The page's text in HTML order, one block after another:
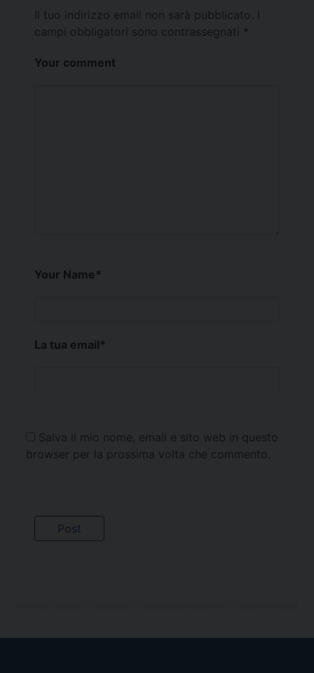
Il tuo indirizzo email non sarà pubblicato.
campi obbligatori sono contrassegnati *
Your comment
Your Name*
La tua email*
Salva il mio nome, email e sito web in questo
browser per la prossima volta che commento.